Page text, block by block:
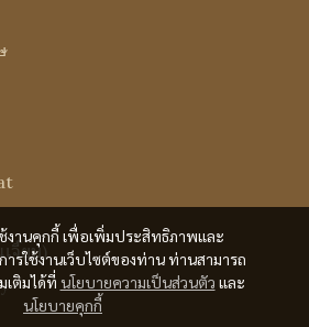
งานคุกกี้ เพื่อเพิ่มประสิทธิภาพและ
รใช้งานเว็บไซต์ของท่าน ท่านสามารถ
เติมได้ที่ นโยบายความเป็นส่วนตัว และ
นโยบายคุกกี้
จี๊ยบ)